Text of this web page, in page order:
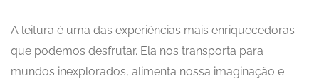
A leitura é uma das experiências mais enriquecedoras
que podemos desfrutar. Ela nos transporta para
mundos inexplorados, alimenta nossa imaginação e